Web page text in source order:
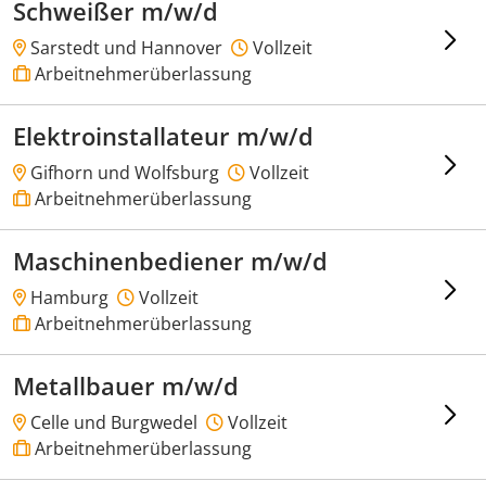
Schweißer m/w/d
Sarstedt und Hannover
Vollzeit
Arbeitnehmerüberlassung
Elektroinstallateur m/w/d
Gifhorn und Wolfsburg
Vollzeit
Arbeitnehmerüberlassung
Maschinenbediener m/w/d
Hamburg
Vollzeit
Arbeitnehmerüberlassung
Metallbauer m/w/d
Celle und Burgwedel
Vollzeit
Arbeitnehmerüberlassung